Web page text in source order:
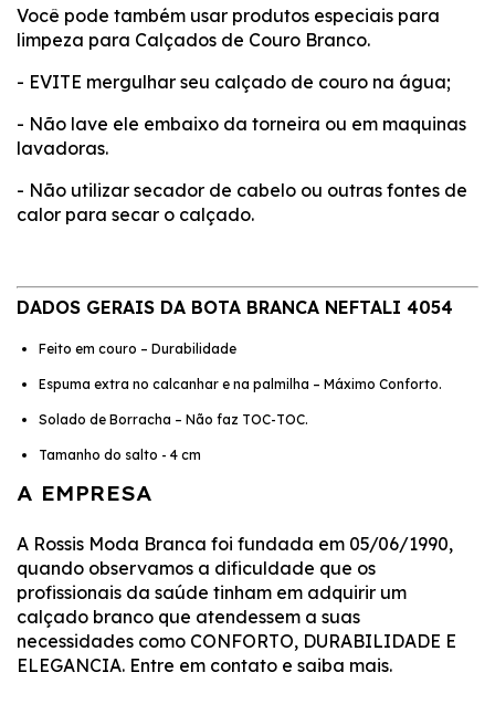
Você pode também usar produtos especiais para
limpeza para Calçados de Couro Branco.
- EVITE mergulhar seu calçado de couro na água;
- Não lave ele embaixo da torneira ou em maquinas
lavadoras.
- Não utilizar secador de cabelo ou outras fontes de
calor para secar o calçado.
DADOS GERAIS DA BOTA BRANCA NEFTALI 4054
Feito em couro – Durabilidade
Espuma extra no calcanhar e na palmilha – Máximo Conforto.
Solado de Borracha – Não faz TOC-TOC.
Tamanho do salto - 4 cm
A EMPRESA
A Rossis Moda Branca foi fundada em 05/06/1990,
quando observamos a dificuldade que os
profissionais da saúde tinham em adquirir um
calçado branco que atendessem a suas
necessidades como CONFORTO, DURABILIDADE E
ELEGANCIA. Entre em contato e saiba mais.